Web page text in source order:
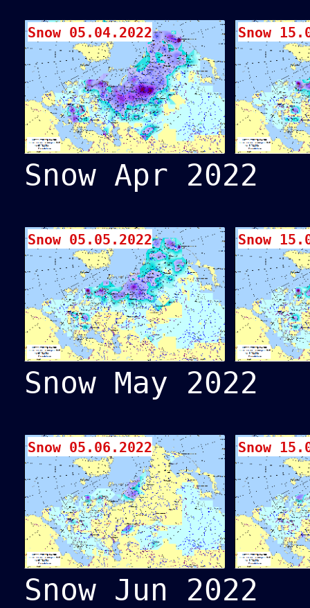
Snow 05.04.2022 Snow
Snow Apr 2022
Snow 05.05.2022 Snow
Snow May 2022
Snow 05.06.2022 Snow
Snow Jun 2022